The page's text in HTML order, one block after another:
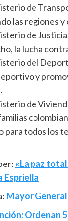
de
las regiones
de
la lucha
del
y
de
para todos los
«La paz
Espriella
Mayor
Ordenan